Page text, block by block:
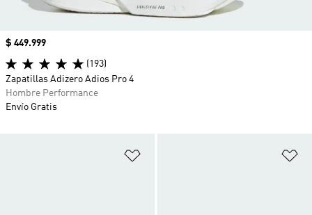
Precio
$ 449.999
(193)
Zapatillas Adizero Adios Pro 4
Hombre Performance
Envío Gratis